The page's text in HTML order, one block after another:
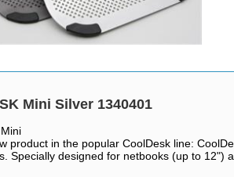
Mini Silver 1340401
product in the popular CoolDesk line:
Specially designed for netbooks (up to 12")